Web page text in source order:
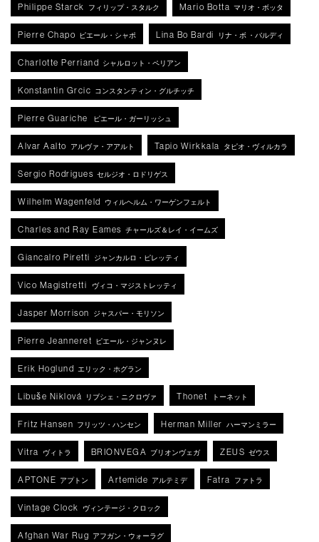
Philippe Starck フィリップ・スタルク Mario Botta マリオ・ボッタ
Pierre Chapo ピエール・シャポ Lina Bo Bardi リナ・ボ ・バルディ
Charlotte Perriand シャルロット・ペリアン
Konstantin Grcic コンスタンティン・グルチッチ
Pierre Guariche ピエール・ガーリッシュ
Alvar Aalto アルヴァ・アアルト Tapio Wirkkala タピオ・ヴィルカラ
Sergio Rodrigues セルジオ・ロドリゲス
Wilhelm Wagenfeld ウィルヘルム・ワーゲンフェルト
Charles and Ray Eames チャールズ＆レイ・イームズ
Giancalro Piretti ジャンカルロ・ピレッティ
Vico Magistretti ヴィコ・マジストレッティ
Jasper Morrison ジャスパー・モリソン
Pierre Jeanneret ピエール・ジャンヌレ
Erik Hoglund エリック・ホグラン
Libuše Niklová リブシェ・ニクロヴァ Thonet トーネット
Fritz Hansen フリッツ・ハンセン Herman Miller ハーマンミラー
Vitra ヴィトラ BRIONVEGA ブリオンヴェガ ZEUS ゼウス
APTONE アプトン Artemide アルテミデ Fatra ファトラ
Vintage Clock ヴィンテージ・クロック
Afghan War Rug アフガン・ウォーラグ